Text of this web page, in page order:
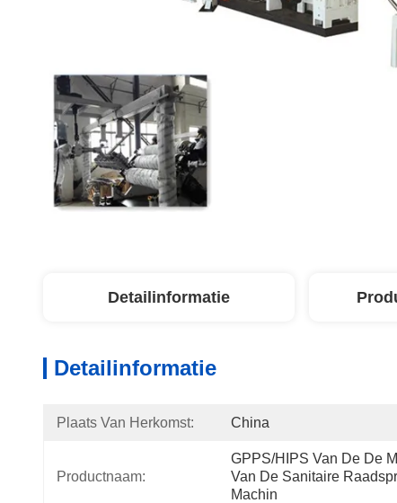
Detailinformatie
Detailinformatie
Plaats Van Herkomst: China
Productnaam:
GPPS/HIPS Van De De
Van De Sanitaire
Machin